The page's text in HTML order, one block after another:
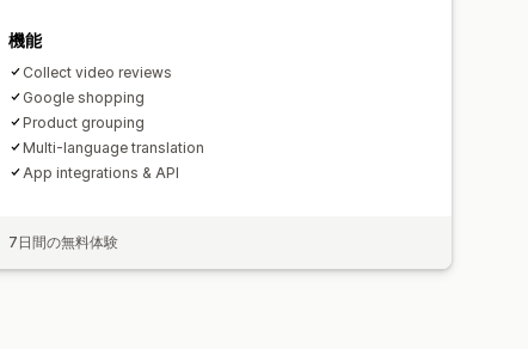
機能
Collect video reviews
Google shopping
Product grouping
Multi-language translation
App integrations & API
7日間の無料体験